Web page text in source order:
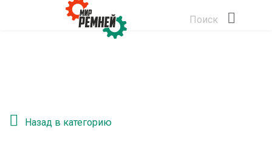
Поиск
Назад в категорию